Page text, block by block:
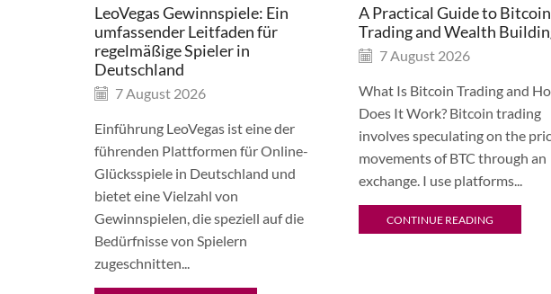
LeoVegas Gewinnspiele: Ein
umfassender Leitfaden für
regelmäßige Spieler in
Deutschland
7 August 2026
Einführung LeoVegas ist eine der
führenden Plattformen für Online-
Glücksspiele in Deutschland und
bietet eine Vielzahl von
Gewinnspielen, die speziell auf die
Bedürfnisse von Spielern
zugeschnitten...
A Practical Guide to Bitcoin
Trading and Wealth
7 August 2026
What Is Bitcoin Trading and
Does It Work? Bitcoin trading
involves speculating on the
movements of BTC through an
exchange. I use platforms...
CONTINUE READING